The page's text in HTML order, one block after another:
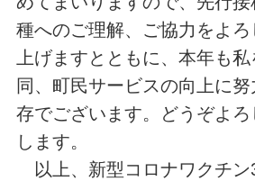
種へのご理解、ご協力をよろ
上げますとともに、本年も
同、町民サービスの向上に
存でございます。どうぞよ
します。
以上、新型コロナワクチン